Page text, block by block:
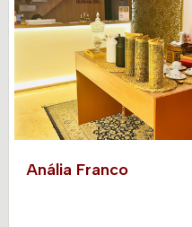
Anália Franco